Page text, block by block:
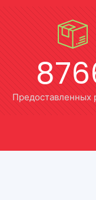
Предоставленных